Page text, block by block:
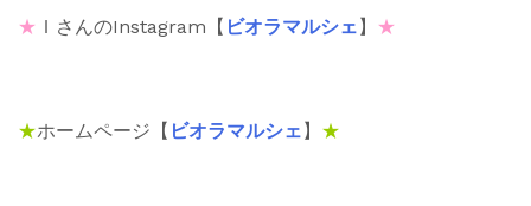
★ ＩさんのInstagram【 ビオラマルシェ】 ★
★ホームページ【 ビオラマルシェ】 ★